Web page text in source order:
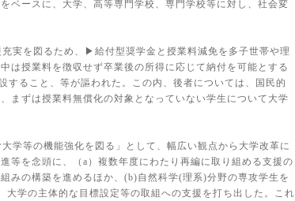
ベースに、大学、高等専門学校、専門学校等に対し、社会変
実を図るため、▶給付型奨学金と授業料減免を多子世帯や理
は授業料を徴収せず卒業後の所得に応じて納付を可能とする
すること、等が謳われた。この内、後者については、国民的
まずは授業料無償化の対象となっていない学生について大学
学等の機能強化を図る」として、幅広い観点から大学改革に
等を念頭に、（ a ）複数年度にわたり再編に取り組める支援の
みの構築を進めるほか、 (b)自然科学(理系)分野の専攻学生を
大学の主体的な目標設定等の取組への支援を打ち出した。これ